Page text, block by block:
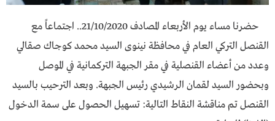
حضرنا مساء يوم الأربعاء المصادف 21/10/2020.. اجتماعاً مع
القنصل التركي العام في محافظة نينوى السيد محمد كوجاك صقالي
وعدد من أعضاء القنصلية في مقر الجبهة التركمانية في الموصل
وبحضور السيد لقمان الرشيدي رئيس الجبهة. وبعد الترحيب بالسيد
القنصل تم مناقشة النقاط التالية: تسهيل الحصول على سمة الدخول